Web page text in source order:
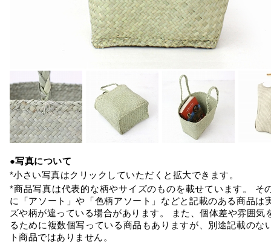
●写真について
*小さい写真はクリックしていただくと拡大できます。
*商品写真は代表的な柄やサイズのものを載せています。 そ
に「アソート」や「色柄アソート」などと記載のある商品は
ズや柄が違っている場合があります。 また、個体差や雰囲気
るために複数個写っている商品もありますが、別途記載のな
ト商品ではありません。